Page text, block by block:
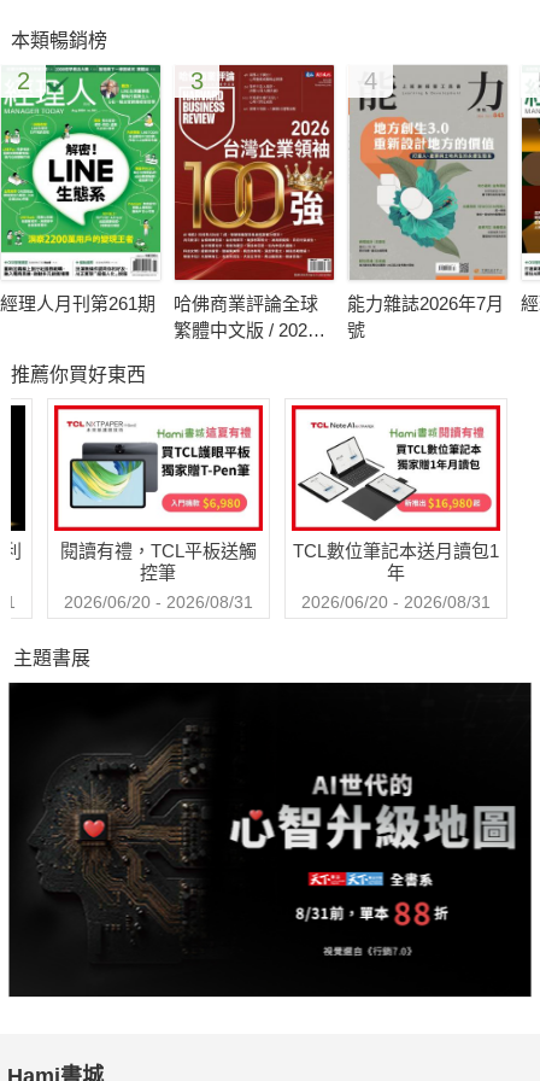
縮，來預測明年可能消失的品牌。
其中最受矚目的是手機大廠諾基亞（Nokia）與索尼愛立信
（Sony Ericsson），索尼影業（Sony Pictures）和席爾斯百貨
（Sears）等都因獲利大減而被唱衰。
這些響噹噹的品牌，在日正當中時，不只他們自己沒想到會有這
麼一天，這些品牌的消費者可能也不會相信，就這麼短短幾年，
這些品牌居然就走到了窮途末路。
代，行銷長的壓力最大。
因為過去的競爭對手顯而易見，知道它在哪？可能出什麼招？現
在的競爭對手不知來自何方。
這些此起彼落、充滿競爭力的對手，可能不是同業，可能是看起
來完全無關的產業，但是他們對你的企業及品牌，可能會有致命
的殺傷力。
在2012年的第一期，動腦除了為你預測全球五大行銷趨勢，也探
索了2012日本熱賣商品、歐美六大微趨勢、水災後的泰國有哪些
除了機會，也為讀者預告稱霸2012的關鍵武器、日本消費市場結
構的4大變化、網路行銷的10大地雷、危機時刻哪些需求新發
現，和行銷人如何翻轉局勢。
對，就是翻轉。我們不只要時時更新工具與技術，更該翻轉我們
做生意的方式，以及心態。
無論你的企業有多大，品牌歷史有多久，在發展條件不足，生存
環境不好，以及不確定的年代，我們要一起翻轉，翻出我們的新
生命。
本類暢銷榜
2
經理人月刊第261期
3
哈佛商業評論全球
繁體中文版 / 2026
4
能力雜誌2026年7月
號
推薦你買好東西
閱讀有禮，TCL平板送觸
控筆
2026/06/20 - 2026/08/31
TCL數位筆記本送月讀包1
年
2026/06/20 - 2026/08/31
主題書展
Hami書城